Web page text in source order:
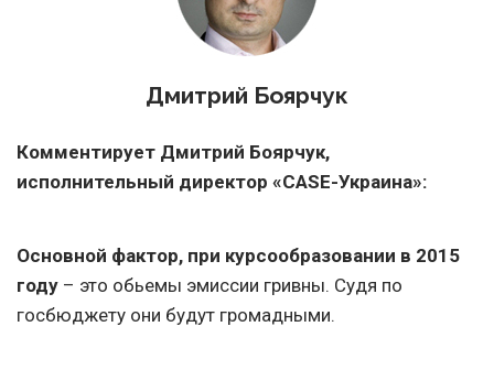
Дмитрий Боярчук
Комментирует Дмитрий Боярчук,
исполнительный директор «CASE-Украина»:
Основной фактор, при курсообразовании в 2015
году – это обьемы эмиссии гривны. Судя по
госбюджету они будут громадными.